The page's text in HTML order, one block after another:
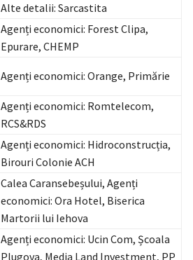
Alte detalii: Sarcastita
Agenți economici: Forest Clipa,
Epurare, CHEMP
Agenți economici: Orange, Primărie
Agenți economici: Romtelecom,
RCS&RDS
Agenți economici: Hidroconstrucția,
Birouri Colonie ACH
Calea Caransebeșului, Agenți
economici: Ora Hotel, Biserica
Martorii lui Iehova
Agenți economici: Ucin Com, Școala
Plugova, Media Land Investment, PP